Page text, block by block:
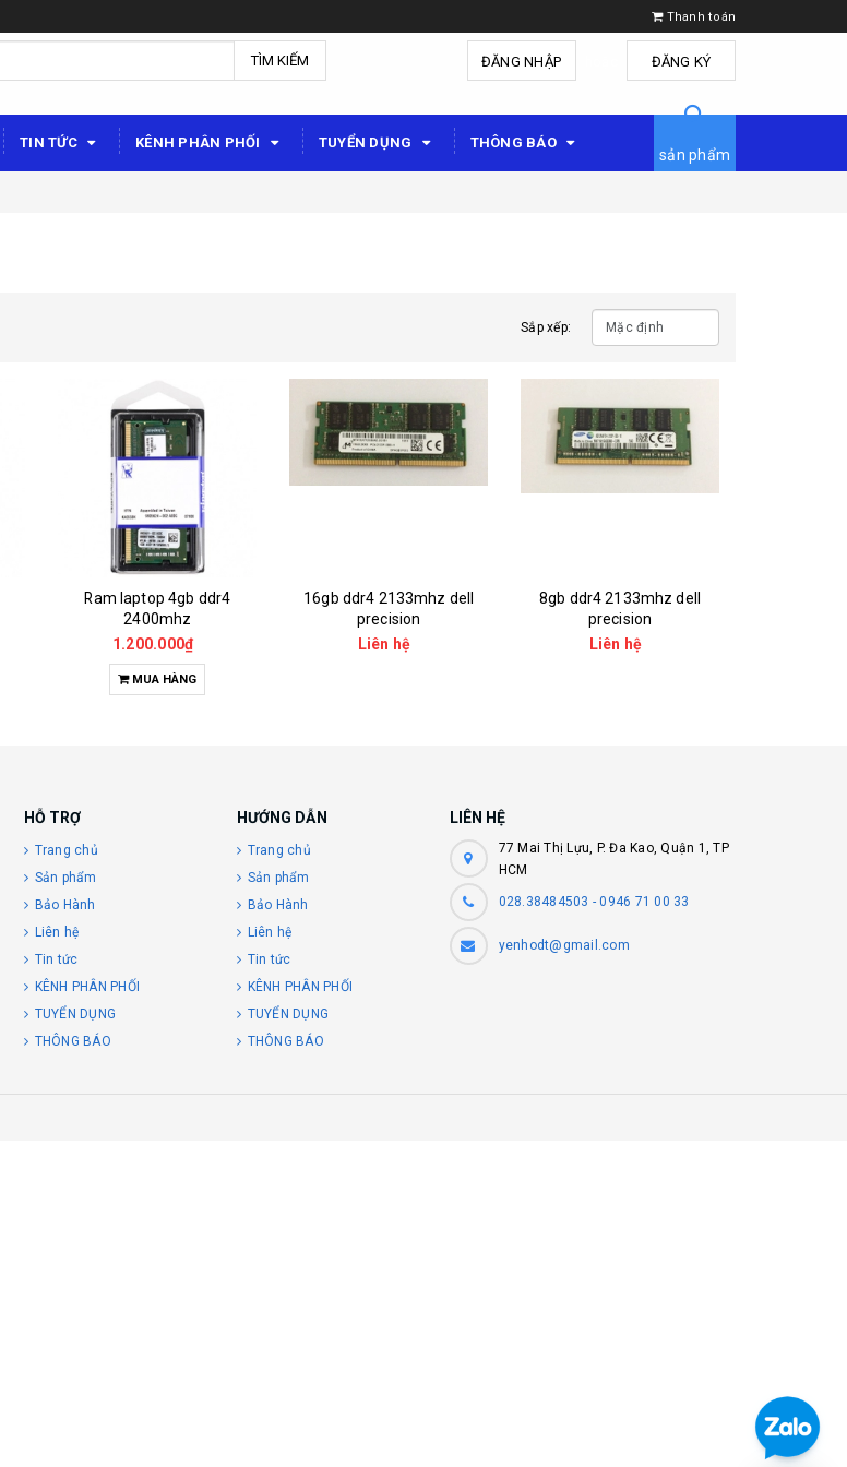
Thanh toán
TÌM KIẾM ĐĂNG NHẬP ĐĂNG KÝ
TIN TỨC KÊNH PHÂN PHỐI TUYỂN DỤNG THÔNG BÁO
sản phẩm
Sắp xếp:
Ram laptop 4gb ddr4
2400mhz
1.200.000₫
MUA HÀNG
16gb ddr4 2133mhz dell
precision
Liên hệ
8gb ddr4 2133mhz dell
precision
Liên hệ
HỖ TRỢ
Trang chủ
Sản phẩm
Bảo Hành
Liên hệ
Tin tức
KÊNH PHÂN PHỐI
TUYỂN DỤNG
THÔNG BÁO
HƯỚNG DẪN
Trang chủ
Sản phẩm
Bảo Hành
Liên hệ
Tin tức
KÊNH PHÂN PHỐI
TUYỂN DỤNG
THÔNG BÁO
LIÊN HỆ
77 Mai Thị Lựu, P. Đa Kao, Quận 1, TP
HCM
028.38484503 - 0946 71 00 33
yenhodt@gmail.com